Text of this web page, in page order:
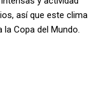
así que este clima
Copa del Mundo.